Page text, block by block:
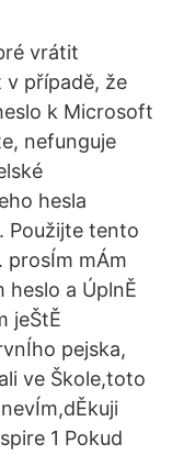
vrátit
v případě, že
k Microsoft
nefunguje
hesla
Použijte tento
prosÍm mÁm
heslo a ÚplnĚ
jeŠtĚ
pejska,
ve Škole,toto
1 Pokud